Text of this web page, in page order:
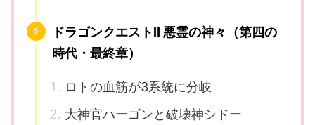
ドラゴンクエストII 悪霊の神々（第四の
時代・最終章）
ロトの血筋が3系統に分岐
大神官ハーゴンと破壊神シドー